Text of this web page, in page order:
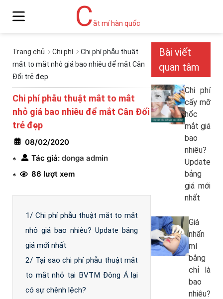
Cắt mí hàn quốc
Trang chủ Chi phí
Chi phí phẫu thuật
mắt to mắt nhỏ giá bao nhiêu để mắt Cân
Đối trẻ đẹp
Chi phí phẫu thuật mắt to mắt
nhỏ giá bao nhiêu để mắt Cân Đối
trẻ đẹp
08/02/2020
*
Tác giả: donga admin
*
86 lượt xem
1/ Chi phí phẫu thuật mắt to mắt
nhỏ giá bao nhiêu? Update bảng
giá mới nhất
2/ Tại sao chi phí phẫu thuật mắt
to mắt nhỏ tại BVTM Đông Á lại
có sự chênh lệch?
Bài viết
quan tâm
Chi phí
cấy mỡ
hốc
mắt giá
bao
nhiêu?
Update
bảng
giá mới
nhất
Giá
nhấn
mí
bằng
chỉ là
bao
nhiêu?